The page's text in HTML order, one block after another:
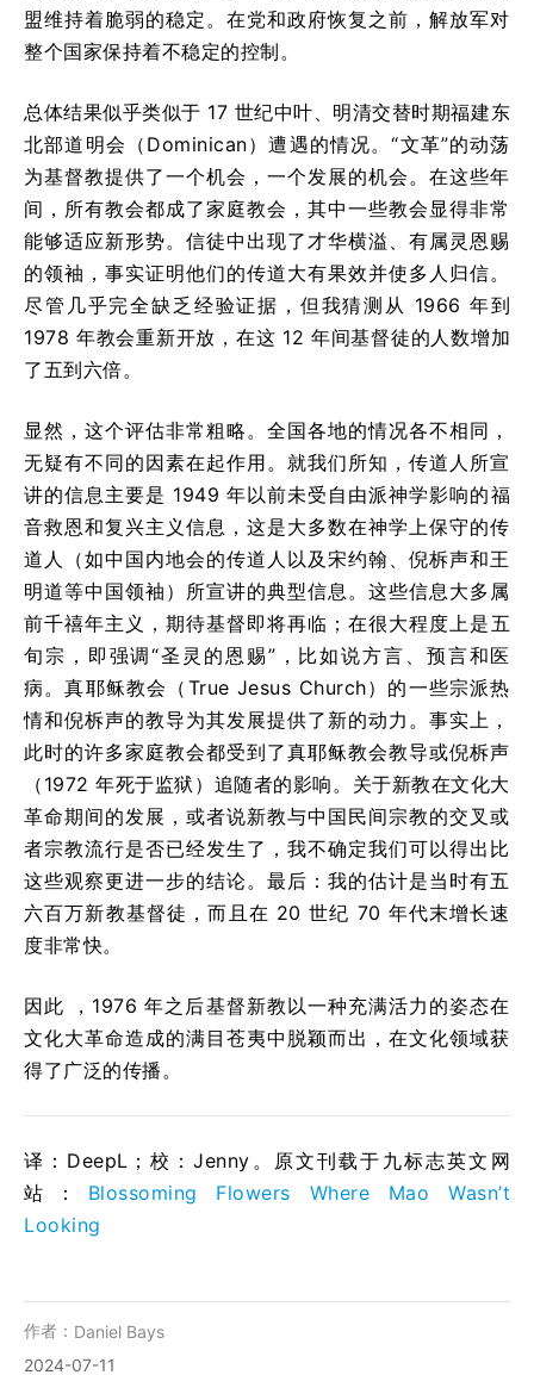
盟维持着脆弱的稳定。在党和政府恢复之前，解放军对
整个国家保持着不稳定的控制。
总体结果似乎类似于 17 世纪中叶、明清交替时期福建东
北部道明会（Dominican）遭遇的情况。“文革”的动荡
为基督教提供了一个机会，一个发展的机会。在这些年
间，所有教会都成了家庭教会，其中一些教会显得非常
能够适应新形势。信徒中出现了才华横溢、有属灵恩赐
的领袖，事实证明他们的传道大有果效并使多人归信。
尽管几乎完全缺乏经验证据，但我猜测从 1966 年到
1978 年教会重新开放，在这 12 年间基督徒的人数增加
了五到六倍。
显然，这个评估非常粗略。全国各地的情况各不相同，
无疑有不同的因素在起作用。就我们所知，传道人所宣
讲的信息主要是 1949 年以前未受自由派神学影响的福
音救恩和复兴主义信息，这是大多数在神学上保守的传
道人（如中国内地会的传道人以及宋约翰、倪柝声和王
明道等中国领袖）所宣讲的典型信息。这些信息大多属
前千禧年主义，期待基督即将再临；在很大程度上是五
旬宗，即强调“圣灵的恩赐”，比如说方言、预言和医
病。真耶稣教会（True Jesus Church）的一些宗派热
情和倪柝声的教导为其发展提供了新的动力。事实上，
此时的许多家庭教会都受到了真耶稣教会教导或倪柝声
（1972 年死于监狱）追随者的影响。关于新教在文化大
革命期间的发展，或者说新教与中国民间宗教的交叉或
者宗教流行是否已经发生了，我不确定我们可以得出比
这些观察更进一步的结论。最后：我的估计是当时有五
六百万新教基督徒，而且在 20 世纪 70 年代末增长速
度非常快。
因此 ，1976 年之后基督新教以一种充满活力的姿态在
文化大革命造成的满目苍夷中脱颖而出，在文化领域获
得了广泛的传播。
译：DeepL；校：Jenny。原文刊载于九标志英文网
站： Blossoming Flowers Where Mao Wasn’t
Looking
作者： Daniel Bays
2024-07-11